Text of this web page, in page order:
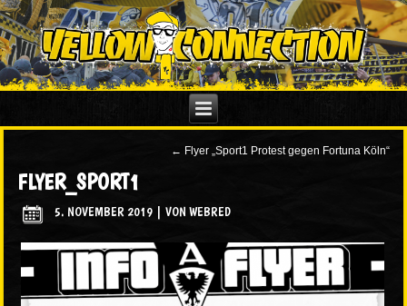
← Flyer „Sport1 Protest gegen Fortuna Köln“
FLYER_SPORT1
5. NOVEMBER 2019 |VON WEBRED